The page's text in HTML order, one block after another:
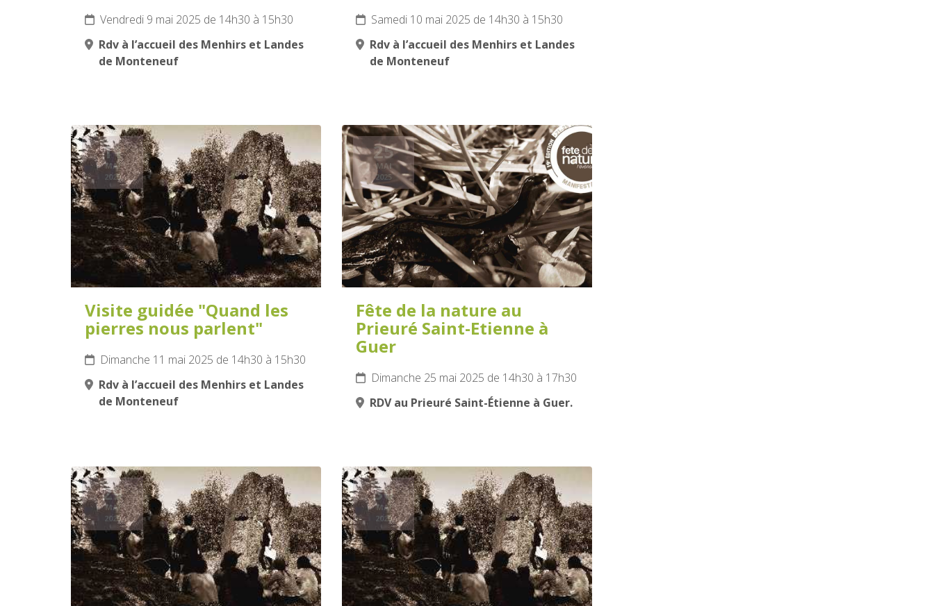
Vendredi 9 mai 2025 de 14h30 à 15h30
Rdv à l’accueil des Menhirs et Landes
de Monteneuf
Samedi 10 mai 2025 de 14h30 à 15h30
Rdv à l’accueil des Menhirs et Landes
de Monteneuf
11
MAI
2025
Visite guidée "Quand les
pierres nous parlent"
Dimanche 11 mai 2025 de 14h30 à 15h30
Rdv à l’accueil des Menhirs et Landes
de Monteneuf
25
MAI
2025
Fête de la nature au
Prieuré Saint-Etienne à
Guer
Dimanche 25 mai 2025 de 14h30 à 17h30
RDV au Prieuré Saint-Étienne à Guer.
29
MAI
2025
30
MAI
2025